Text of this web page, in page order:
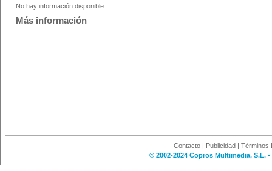
No hay información disponible
Más información
Contacto | Publicidad | Términos
© 2002-2024 Copros Multimedia, S.L.